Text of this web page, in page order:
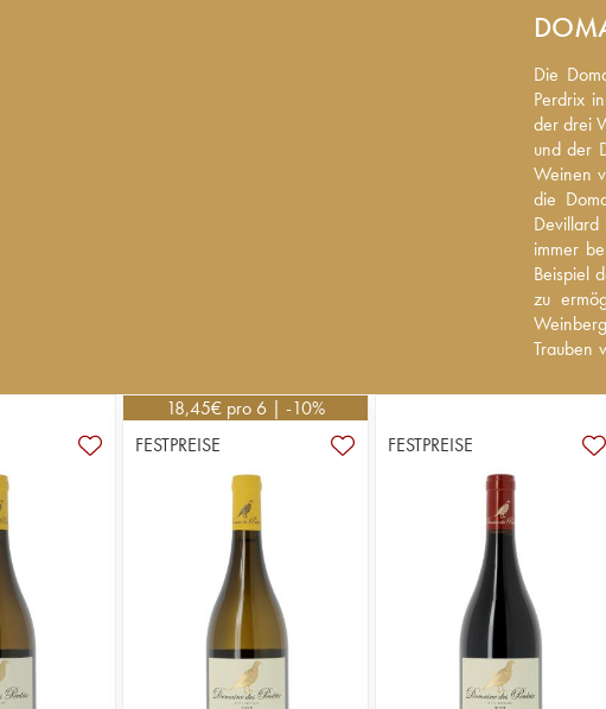
Die
Perdrix
der drei
und der
Weinen
die
Devillard
immer
Beispiel
Trauben
Die
Perdrix
der drei
und der
Weinen
die
immer
Beispiel
zu
Trauben
18,45€ pro 6 | -10%
FESTPREISE
FESTPREISE